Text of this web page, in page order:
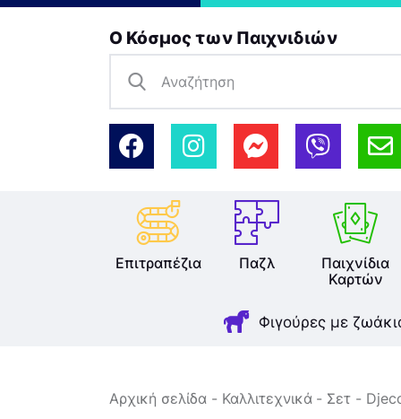
Ο Κόσμος των Παιχνιδιών
Επιτραπέζια Παζλ
Παιχνίδια
Καρτών
Φιγούρες με
Αρχική σελίδα Καλλιτεχνικά Σετ